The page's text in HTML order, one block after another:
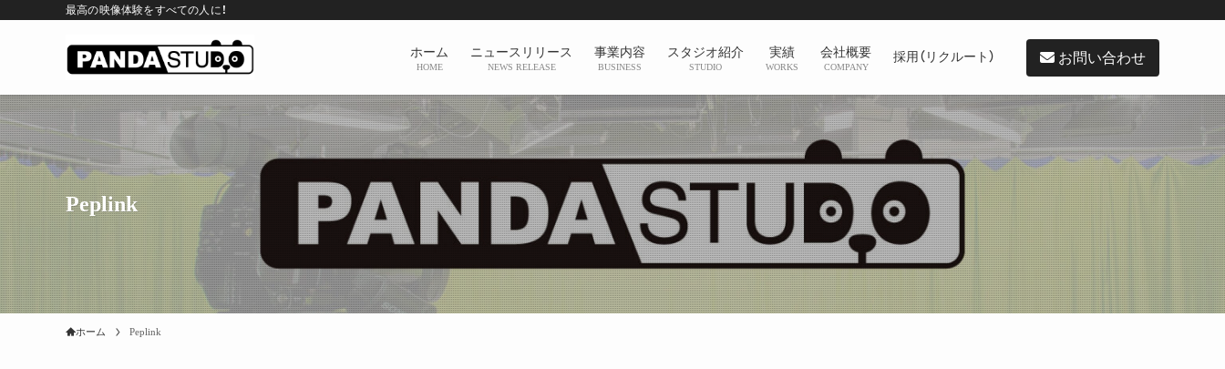
最高の映像体験をすべての人に！
ホーム
HOME
ニュースリリース
NEWS RELEASE
事業内容
BUSINESS
スタジオ紹介
STUDIO
実績
WORKS
会社概要
COMPANY
採用（リクルート） お問い合わせ
Peplink
ホーム Peplink